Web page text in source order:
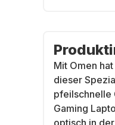
Mit Omen
dieser
pfeilschnelle
Gaming
optisch in